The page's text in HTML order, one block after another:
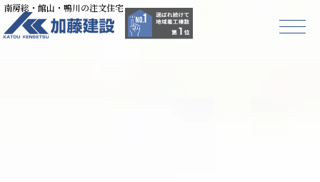
南房総・館山・鴨川の注文住宅